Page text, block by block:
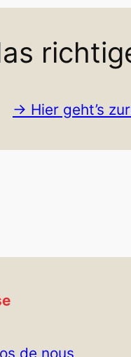
-> Hier geht’s
de nous